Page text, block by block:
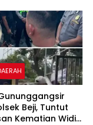
Beji, Tuntut
Kematian Widi